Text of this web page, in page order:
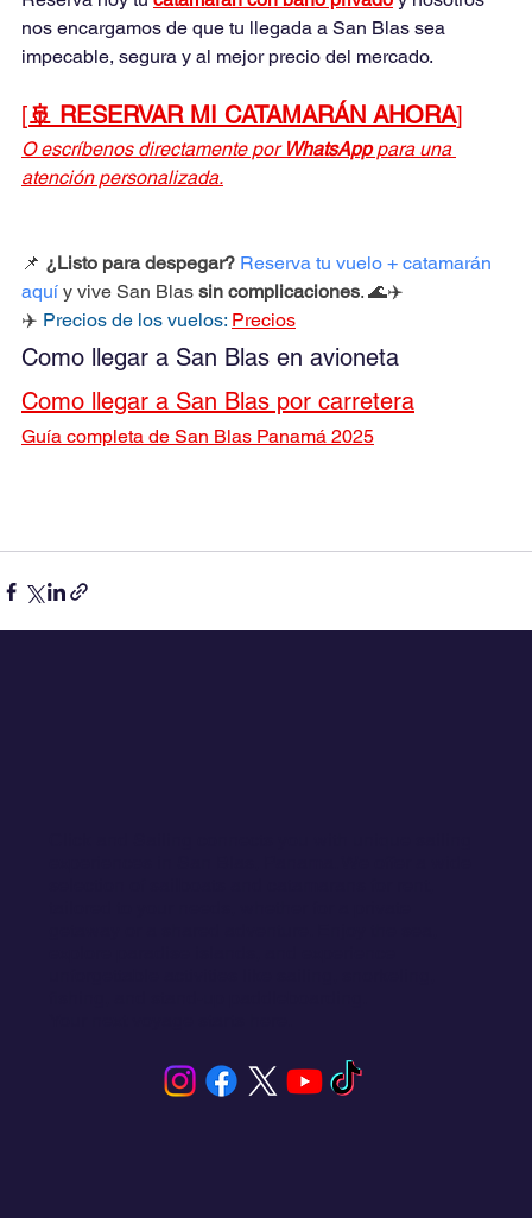
nos encargamos de que tu llegada a San Blas sea
impecable, segura y al mejor precio del mercado.
[🚢 RESERVAR MI CATAMARÁN AHORA]
O escríbenos directamente por WhatsApp para una
atención personalizada.
📌 ¿Listo para despegar? Reserva tu vuelo + catamarán
aquí y vive San Blas sin complicaciones. 🌊✈️
✈️ Precios de los vuelos: Precios
Como llegar a San Blas en avioneta
Como llegar a San Blas por carretera
Guía completa de San Blas Panamá 2025